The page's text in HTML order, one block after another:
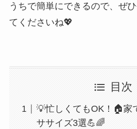
うちで簡単にできるので、ぜ
てくださいね💖
目次
💡忙しくてもOK！🏠家
ササイズ3選💪🌈